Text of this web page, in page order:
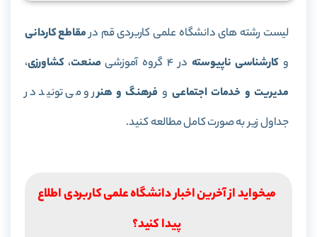
لیست رشته های دانشگاه علمی کاربردی قم درمقاطع کاردانی
و کارشناسی ناپیوسته در 4 گروه آموزشی صنعت،کشاورزی،
مدیریت و خدمات اجتماعیو فرهنگ و هنررو می تونید در
جداول زیر به صورت کامل مطالعه کنید.
میخواید از آخرین اخبار دانشگاه علمی کاربردی اطلاع
پیدا کنید؟